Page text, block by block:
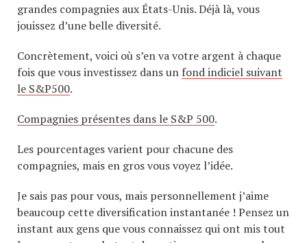
grandes compagnies aux États-Unis. Déjà là, vous
jouissez d’une belle diversité.
Concrètement, voici où s’en va votre argent à chaque
fois que vous investissez dans un fond indiciel suivant
le S&P500.
Compagnies présentes dans le S&P 500.
Les pourcentages varient pour chacune des
compagnies, mais en gros vous voyez l’idée.
Je sais pas pour vous, mais personnellement j’aime
beaucoup cette diversification instantanée ! Pensez un
instant aux gens que vous connaissez qui ont mis tout